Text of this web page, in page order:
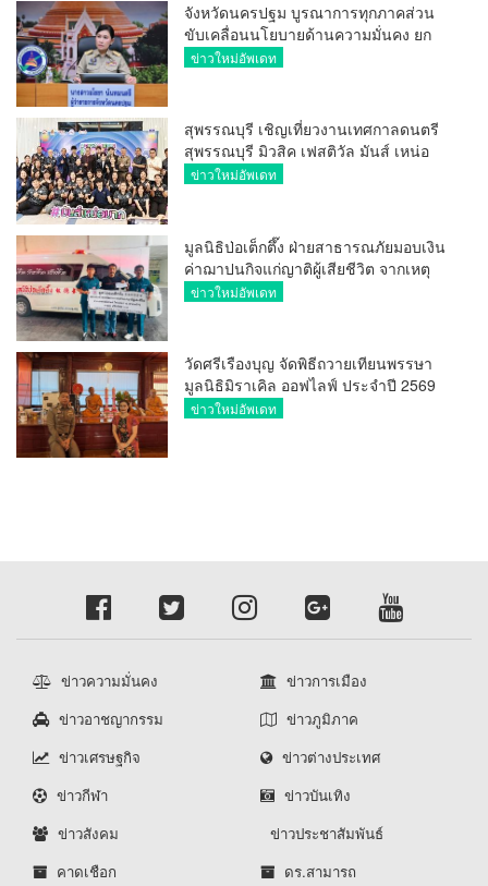
จังหวัดนครปฐม บูรณาการทุกภาคส่วน
ขับเคลื่อนนโยบายด้านความมั่นคง ยก
ระดับการป้องกันอาชญากรรมทาง
ข่าวใหม่อัพเดท
สุพรรณบุรี เชิญเที่ยวงานเทศกาลดนตรี
สุพรรณบุรี มิวสิค เฟสติวัล มันส์ เหน่อ
มาก
ข่าวใหม่อัพเดท
มูลนิธิป่อเต็กตึ๊ง ฝ่ายสาธารณภัยมอบเงิน
ค่าฌาปนกิจแก่ญาติผู้เสียชีวิต จากเหตุ
เพลิงไหม้ โรงเบียร์ ณ ลาดพร้าว จำนวน
ข่าวใหม่อัพเดท
วัดศรีเรืองบุญ จัดพิธีถวายเทียนพรรษา
มูลนิธิมิราเคิล ออฟไลฟ์ ประจำปี 2569
พล.ต.ต.ศิริวัฒน์ ดีพอ ให้เกียรติเป็น
ข่าวใหม่อัพเดท
ข่าวความมั่นคง
ข่าวการเมือง
ข่าวอาชญากรรม
ข่าวภูมิภาค
ข่าวเศรษฐกิจ
ข่าวต่างประเทศ
ข่าวกีฬา
ข่าวบันเทิง
ข่าวสังคม
ข่าวประชาสัมพันธ์
คาดเชือก
ดร.สามารถ